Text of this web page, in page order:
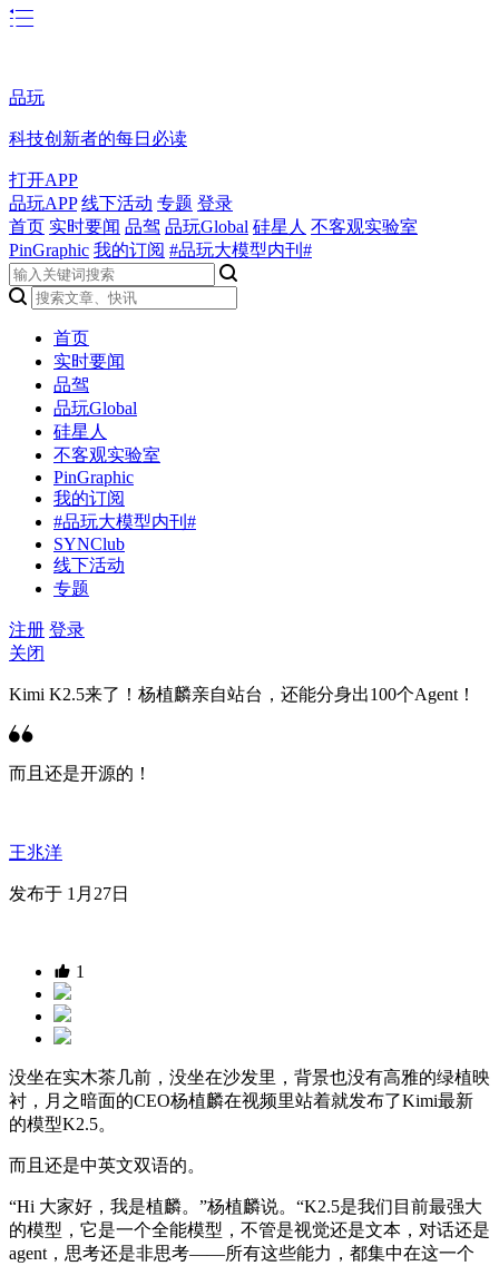
品玩
科技创新者的每日必读
打开APP
品玩APP 线下活动 专题 登录
首页 实时要闻 品驾 品玩Global 硅星人 不客观实验室
PinGraphic 我的订阅 #品玩大模型内刊#
首页
实时要闻
品驾
品玩Global
硅星人
不客观实验室
PinGraphic
我的订阅
#品玩大模型内刊#
SYNClub
线下活动
专题
注册 登录
关闭
Kimi K2.5来了！杨植麟亲自站台，还能分身出100个Agent！
而且还是开源的！
王兆洋
发布于 1月27日
1
没坐在实木茶几前，没坐在沙发里，背景也没有高雅的绿植映
衬，月之暗面的CEO杨植麟在视频里站着就发布了Kimi最新
的模型K2.5。
而且还是中英文双语的。
“Hi 大家好，我是植麟。”杨植麟说。“K2.5是我们目前最强大
的模型，它是一个全能模型，不管是视觉还是文本，对话还是
agent，思考还是非思考——所有这些能力，都集中在这一个